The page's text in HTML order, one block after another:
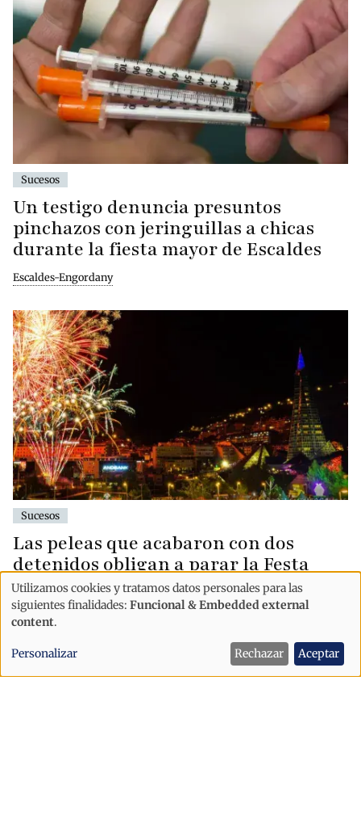
Sucesos
Un testigo denuncia presuntos
pinchazos con jeringuillas a chicas
durante la fiesta mayor de Escaldes
Escaldes-Engordany
Sucesos
Las peleas que acabaron con dos
detenidos obligan a parar la Festa
Major de Escaldes
Uso
de
datos
personales
Utilizamos cookies y tratamos datos personales para las
siguientes finalidades: Funcional & Embedded external
content.
Personalizar Rechazar Aceptar